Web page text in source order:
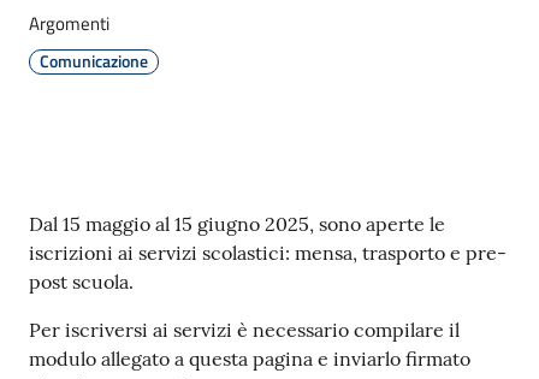
A
Seguici
su
Argomenti
Comunicazione
Contenuto
Dal 15 maggio al 15 giugno 2025, sono aperte le
iscrizioni ai servizi scolastici: mensa, trasporto e pre-
post scuola.
Per iscriversi ai servizi è necessario compilare il
modulo allegato a questa pagina e inviarlo firmato